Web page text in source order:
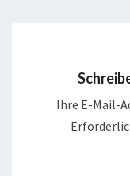
Ihre E-Mail-